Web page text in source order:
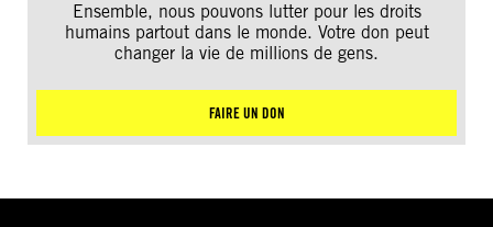
Ensemble, nous pouvons lutter pour les droits
humains partout dans le monde. Votre don peut
changer la vie de millions de gens.
FAIRE UN DON